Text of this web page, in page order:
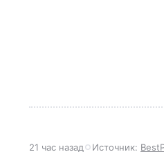
21 час назад Источник: